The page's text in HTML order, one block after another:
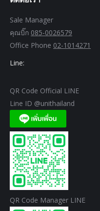
Sale Manager
คุณบิ๊ก 085-0026579
Office Phone 02-1014271
Line:
QR Code Official LINE
Line ID @unithailand
QR Code Manager LINE